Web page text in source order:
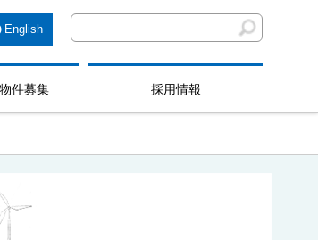
English
件募集 採用情報